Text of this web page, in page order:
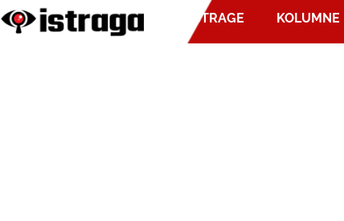
ISTRAGE KOLUMNE